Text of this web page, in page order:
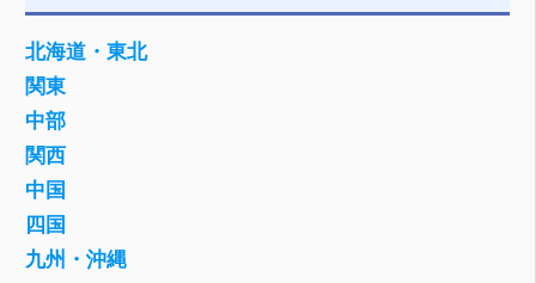
北海道・東北
関東
中部
関西
中国
四国
九州・沖縄